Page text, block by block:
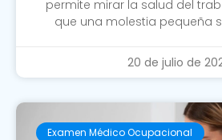
permite mirar la salud del
que una molestia pequeña
20 de julio de
Examen Médico Ocupacional